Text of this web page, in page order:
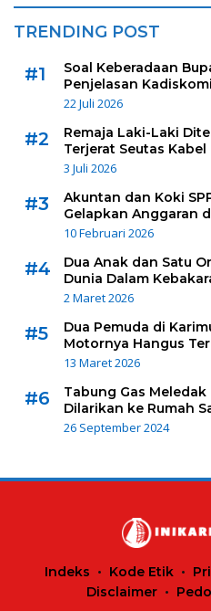
TRENDING POST
#1
Soal Keberadaan
Penjelasan
22 Juli 2026
#2
Remaja Laki-Laki
Terjerat Seutas Kabel
3 Juli 2026
#3
Akuntan dan Koki
Gelapkan Anggaran
10 Februari 2026
#4
Dua Anak dan Satu
Dunia Dalam
2 Maret 2026
#5
Dua Pemuda di
Motornya Hangus
13 Maret 2026
#6
Tabung Gas
Dilarikan ke Rumah
26 September 2024
Indeks Kode Etik
Disclaimer